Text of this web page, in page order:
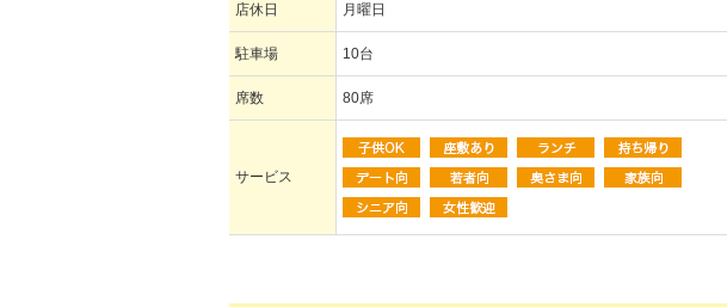
店休日 月曜日
駐車場 10台
席数 80席
サービス